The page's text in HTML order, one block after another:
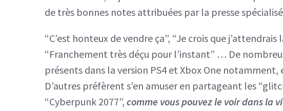
de très bonnes notes attribuées par la presse
“C’est honteux de vendre ça”, “Je crois que
“Franchement très déçu pour l’instant” … De
présents dans la version PS4 et Xbox One
D’autres préfèrent s’en amuser en partageant les
“Cyberpunk 2077”, comme vous pouvez le voir dans la